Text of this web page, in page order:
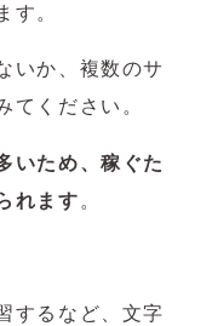
す。
いか、複数のサ
てください。
いため、稼ぐた
れます 。
するなど、文字